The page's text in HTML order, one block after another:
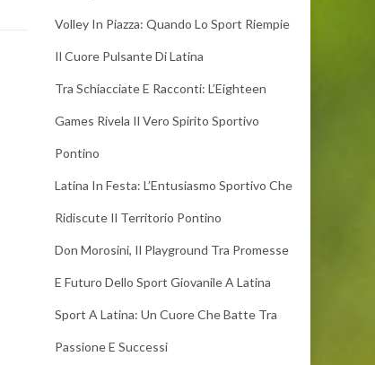
Volley In Piazza: Quando Lo Sport Riempie
Il Cuore Pulsante Di Latina
Tra Schiacciate E Racconti: L’Eighteen
Games Rivela Il Vero Spirito Sportivo
Pontino
Latina In Festa: L’Entusiasmo Sportivo Che
Ridiscute Il Territorio Pontino
Don Morosini, Il Playground Tra Promesse
E Futuro Dello Sport Giovanile A Latina
Sport A Latina: Un Cuore Che Batte Tra
Passione E Successi